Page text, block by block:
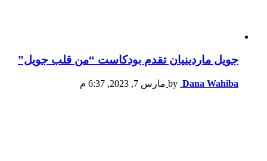
جويل ماردينيان تقدم بودكاست “من قلب جويل”
by Dana Wahiba مارس 7, 2023, 6:37 م